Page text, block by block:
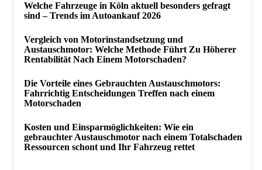
Welche Fahrzeuge in Köln aktuell besonders gefragt
sind – Trends im Autoankauf 2026
Vergleich von Motorinstandsetzung und
Austauschmotor: Welche Methode Führt Zu Höherer
Rentabilität Nach Einem Motorschaden?
Die Vorteile eines Gebrauchten Austauschmotors:
Fahrrichtig Entscheidungen Treffen nach einem
Motorschaden
Kosten und Einsparmöglichkeiten: Wie ein
gebrauchter Austauschmotor nach einem Totalschaden
Ressourcen schont und Ihr Fahrzeug rettet